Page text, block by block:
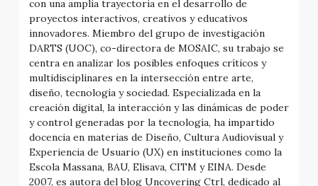
con una amplia trayectoria en el desarrollo de
proyectos interactivos, creativos y educativos
innovadores. Miembro del grupo de investigación
DARTS (UOC), co-directora de MOSAIC, su trabajo se
centra en analizar los posibles enfoques críticos y
multidisciplinares en la intersección entre arte,
diseño, tecnología y sociedad. Especializada en la
creación digital, la interacción y las dinámicas de poder
y control generadas por la tecnología, ha impartido
docencia en materias de Diseño, Cultura Audiovisual y
Experiencia de Usuario (UX) en instituciones como la
Escola Massana, BAU, Elisava, CITM y EINA. Desde
2007, es autora del blog Uncovering Ctrl, dedicado al